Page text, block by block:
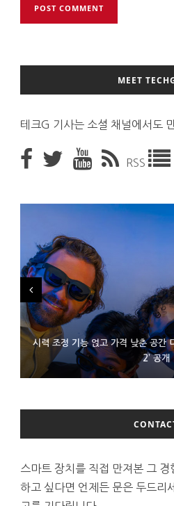
MEET
테크G 기사는 소셜 채널에서도
RSS
시력 조정 기능 얹고 가격 낮춘 공간
2’ 공개
D램 부족에 10억달러어치 아이폰
300~400달러 반지형 스피
스마트 장치를 직접 만져본 그
하고 싶다면 언제든 문은 두드리